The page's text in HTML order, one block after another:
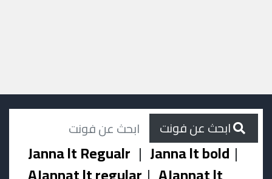
Janna lt Regualr | Janna lt bold |